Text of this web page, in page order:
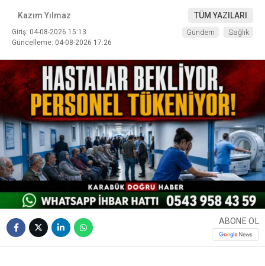
Kazım Yılmaz TÜM YAZILARI
Giriş: 04-08-2026 15:13
Güncelleme: 04-08-2026 17:26
Gündem Sağlık
ABONE OL